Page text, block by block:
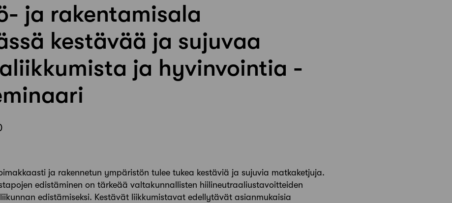
ja rakentamisala
kestävää ja sujuvaa
ja hyvinvointia -
ja rakennetun ympäristön tulee tukea kestäviä ja sujuvia matkaketjuja.
edistäminen on tärkeää valtakunnallisten hiilineutraaliustavoitteiden
edistämiseksi. Kestävät liikkumistavat edellytävät asianmukaisia